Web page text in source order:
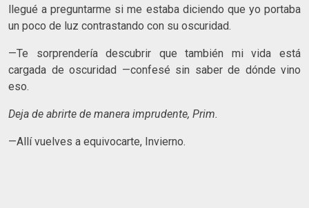
llegué a preguntarme si me estaba diciendo que yo portaba
un poco de luz contrastando con su oscuridad.
—Te sorprendería descubrir que también mi vida está
cargada de oscuridad —confesé sin saber de dónde vino
eso.
Deja de abrirte de manera imprudente, Prim.
—Allí vuelves a equivocarte, Invierno.